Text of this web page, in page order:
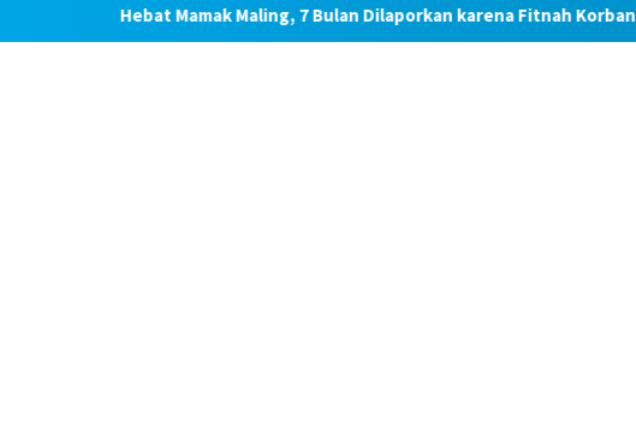
Hebat Mamak Maling, 7 Bulan Dilaporkan karena Fitnah Korban